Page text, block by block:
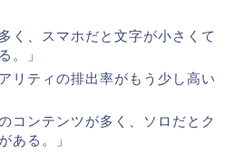
く、スマホだと文字が小さくて
。」
リティの排出率がもう少し高い
コンテンツが多く、ソロだとク
ある。」